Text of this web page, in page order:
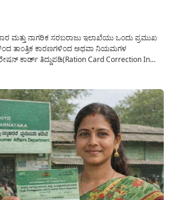
ಮತ್ತು ನಾಗರಿಕ ಸರಬರಾಜು ಇಲಾಖೆಯು ಒಂದು ಪ್ರಮುಖ
ತಾಂತ್ರಿಕ ಕಾರಣಗಳಿಂದ ಅಥವಾ ನಿಯಮಗಳ
ಕಾರ್ಡ್ ತಿದ್ದುಪಡಿ(Ration Card Correction In